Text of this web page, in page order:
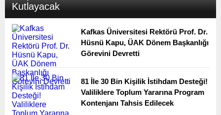
Kutlayacak
Kafkas Üniversitesi Rektörü Prof. Dr.
Hüsnü Kapu, ÜAK Dönem Başkanlığı
Görevini Devretti
81 İle 30 Bin Kişilik İstihdam Desteği!
Valiliklere Toplum Yararına Program
Kontenjanı Tahsis Edilecek